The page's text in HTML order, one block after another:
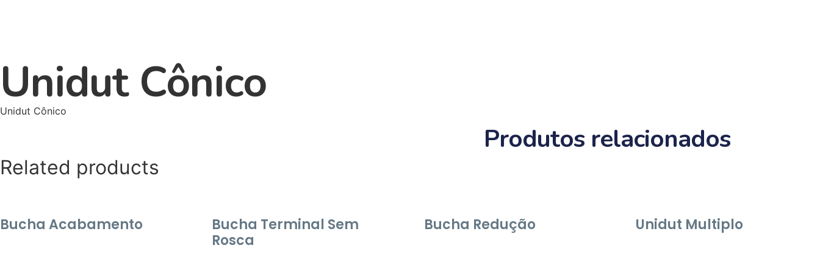
Unidut Cônico
Unidut Cônico
Produtos relacionados
Related products
Bucha Acabamento
Bucha Terminal Sem
Rosca
Bucha Redução Unidut Multiplo